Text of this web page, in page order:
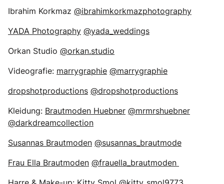
Ibrahim Korkmaz @ibrahimkorkmazphotography
YADA Photography @yada_weddings
Orkan Studio @orkan.studio
Videografie: marrygraphie @marrygraphie
dropshotproductions @dropshotproductions
Kleidung: Brautmoden Huebner @mrmrshuebner
@darkdreamcollection
Susannas Brautmoden @susannas_brautmode
Frau Ella Brautmoden @frauella_brautmoden